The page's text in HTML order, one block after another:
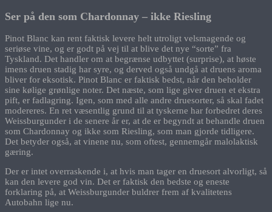
Ser på den som Chardonnay – ikke Riesling
Pinot Blanc kan rent faktisk levere helt utroligt velsmagende og
seriøse vine, og er godt på vej til at blive det nye “sorte” fra
Tyskland. Det handler om at begrænse udbyttet (surprise), at høste
imens druen stadig har syre, og derved også undgå at druens aroma
bliver for eksotisk. Pinot Blanc er faktisk bedst, når den beholder
sine kølige grønlige noter. Det næste, som lige giver druen et ekstra
pift, er fadlagring. Igen, som med alle andre druesorter, så skal fadet
modereres. En ret væsentlig grund til at tyskerne har forbedret deres
Weissburgunder i de senere år er, at de er begyndt at behandle druen
som Chardonnay og ikke som Riesling, som man gjorde tidligere.
Det betyder også, at vinene nu, som oftest, gennemgår malolaktisk
gæring.
Der er intet overraskende i, at hvis man tager en druesort alvorligt, så
kan den levere god vin. Det er faktisk den bedste og eneste
forklaring på, at Weissburgunder buldrer frem af kvalitetens
Autobahn lige nu.